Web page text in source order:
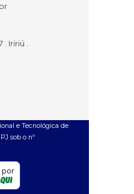
. Iririú .
e Tecnológica de
sob o nº
por